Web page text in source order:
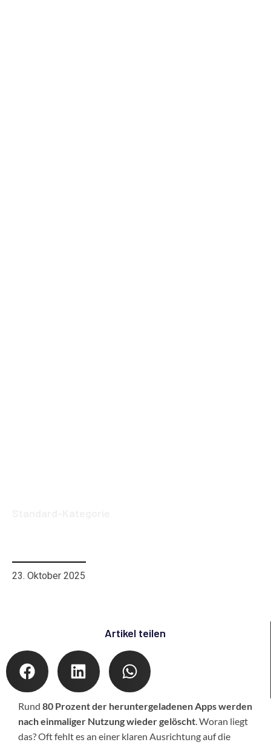
23. Oktober 2025
Artikel teilen
Rund 80 Prozent der heruntergeladenen Apps werden
nach einmaliger Nutzung wieder gelöscht. Woran liegt
das? Oft fehlt es an einer klaren Ausrichtung auf die